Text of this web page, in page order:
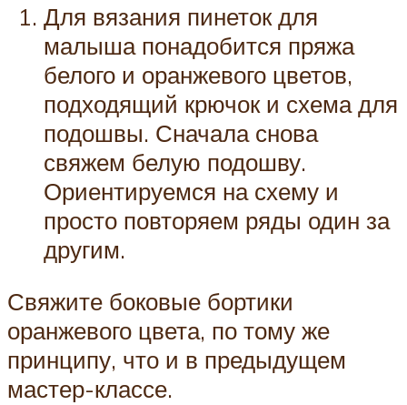
Для вязания пинеток для
малыша понадобится пряжа
белого и оранжевого цветов,
подходящий крючок и схема для
подошвы. Сначала снова
свяжем белую подошву.
Ориентируемся на схему и
просто повторяем ряды один за
другим.
Свяжите боковые бортики
оранжевого цвета, по тому же
принципу, что и в предыдущем
мастер-классе.